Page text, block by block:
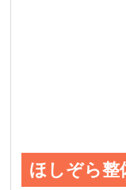
ほしぞら